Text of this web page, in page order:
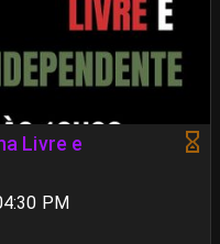
Livre e
PM